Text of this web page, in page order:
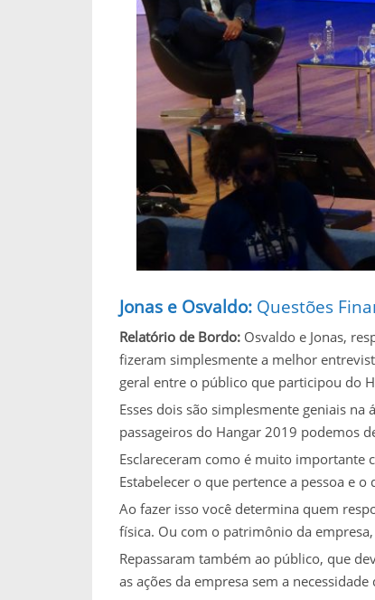
Jonas e Osvaldo: Questões
Relatório de Bordo: Osvaldo e Jonas,
fizeram simplesmente a melhor
geral entre o público que participou do
Esses dois são simplesmente geniais
passageiros do Hangar 2019 podemos
Esclareceram como é muito importante
Estabelecer o que pertence a pessoa e o
Ao fazer isso você determina quem
física. Ou com o patrimônio da empresa,
Repassaram também ao público, que
as ações da empresa sem a